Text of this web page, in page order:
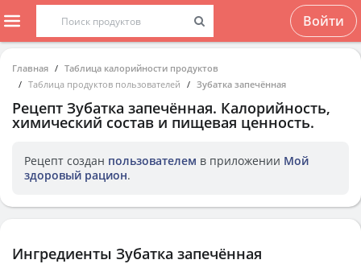
Войти
Главная
Таблица калорийности продуктов
Таблица продуктов пользователей
Зубатка запечённая
Рецепт Зубатка запечённая. Калорийность,
химический состав и пищевая ценность.
Рецепт создан пользователем в приложении Мой
здоровый рацион.
Ингредиенты Зубатка запечённая